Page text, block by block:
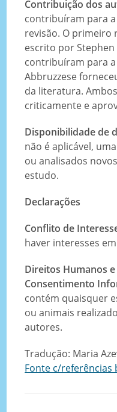
Contribuição dos
contribuíram para
revisão. O primeiro
escrito por
contribuíram para a
Abbruzzese
da literatura.
criticamente e
Disponibilidade de
não é aplicável,
ou analisados
estudo.
Declarações
Conflito de
haver interesses
Direitos Humanos
Consentimento
contém quaisquer
ou animais
autores.
Tradução: Maria
Fonte c/referências